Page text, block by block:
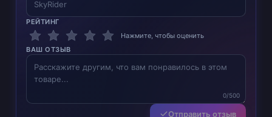
РЕЙТИНГ
Нажмите, чтобы оценить
ВАШ ОТЗЫВ
0/500
Отправить отзыв